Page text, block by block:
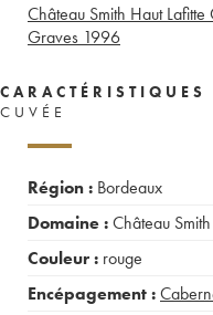
Château Smith Haut Lafitte
Graves 1996
CARACTÉRISTIQUES
CUVÉE
Région : Bordeaux
Domaine :Château
Couleur : rouge
Encépagement :